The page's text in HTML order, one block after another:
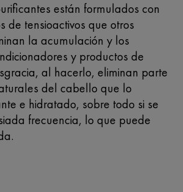
están formulados con
de tensioactivos que otros
la acumulación y los
y productos de
al hacerlo, eliminan parte
del cabello que lo
e hidratado, sobre todo si se
frecuencia, lo que puede